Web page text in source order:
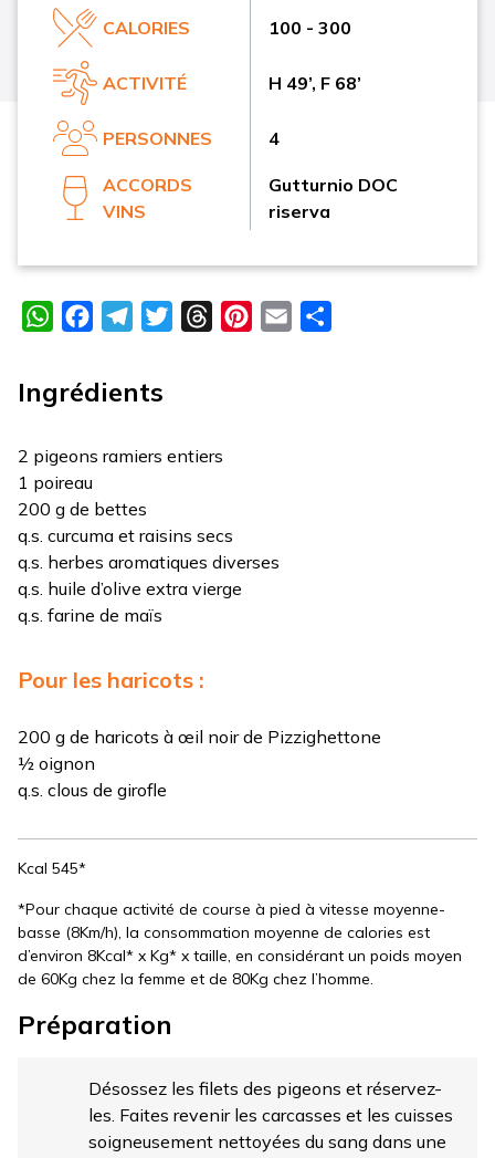
CALORIES 100 - 300
ACTIVITÉ H 49’, F 68’
PERSONNES 4
ACCORDS
VINS
Gutturnio DOC
riserva
WhatsAppFacebookTelegramTwitterThreadsPinterest
Email
Ingrédients
2 pigeons ramiers entiers
1 poireau
200 g de bettes
q.s. curcuma et raisins secs
q.s. herbes aromatiques diverses
q.s. huile d’olive extra vierge
q.s. farine de maïs
Pour les haricots :
200 g de haricots à œil noir de Pizzighettone
½ oignon
q.s. clous de girofle
Kcal 545*
*Pour chaque activité de course à pied à vitesse moyenne-
basse (8Km/h), la consommation moyenne de calories est
d’environ 8Kcal* x Kg* x taille, en considérant un poids moyen
de 60Kg chez la femme et de 80Kg chez l’homme.
Préparation
Désossez les filets des pigeons et réservez-
les. Faites revenir les carcasses et les cuisses
soigneusement nettoyées du sang dans une